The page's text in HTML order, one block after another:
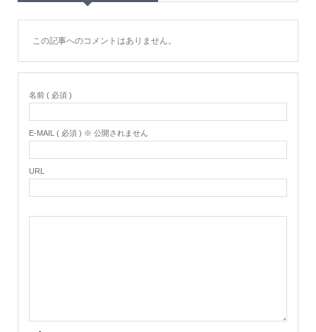
この記事へのコメントはありません。
名前 ( 必須 )
E-MAIL ( 必須 ) ※ 公開されません
URL